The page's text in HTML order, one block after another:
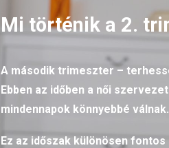
Mi történik a 2.
A második trimeszter –
Ebben az időben a női
mindennapok könnyebbé válnak.
Ez az időszak különösen